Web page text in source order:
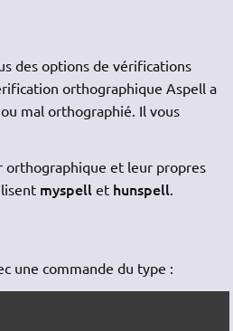
des options de vérifications
orthographique Aspell a
mal orthographié. Il vous
et leur propres
myspell et hunspell
une commande du type :